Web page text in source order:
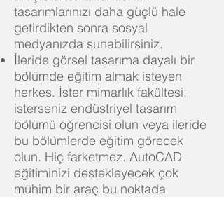
tasarımlarınızı daha güçlü hale
getirdikten sonra sosyal
medyanızda sunabilirsiniz.
İleride görsel tasarıma dayalı bir
bölümde eğitim almak isteyen
herkes. İster mimarlık fakültesi,
isterseniz endüstriyel tasarım
bölümü öğrencisi olun veya ileride
bu bölümlerde eğitim görecek
olun. Hiç farketmez. AutoCAD
eğitiminizi destekleyecek çok
mühim bir araç bu noktada